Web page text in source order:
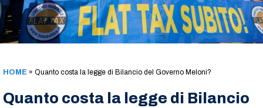
HOME » Quanto costa la legge di Bilancio del Governo Meloni?
Quanto costa la legge di Bilancio